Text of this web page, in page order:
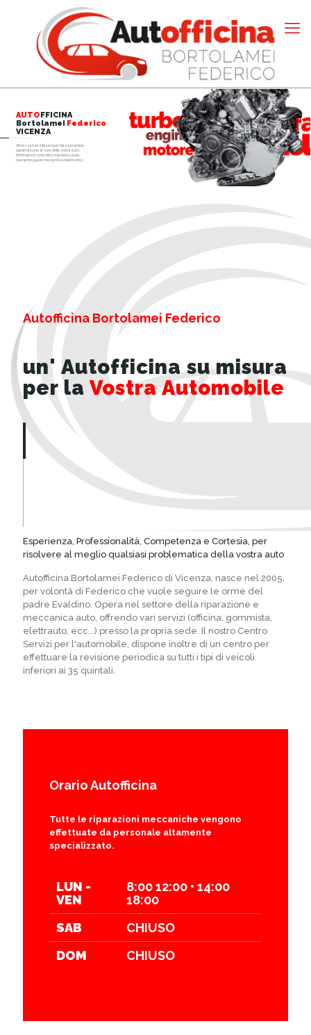
AUTO FFICINA
Bortolamei Federico
VICENZA
Attrezzatura all'avanguardia e personale
qualificato per la cura della vostra auto.
Effettuiamo controllo e manutenzione,
ripariamo guasti meccanici ed elettronici.
Autofficina Bortolamei Federico
un' Autofficina su misura
per la Vostra Automobile
Esperienza, Professionalità, Competenza e Cortesia, per
risolvere al meglio qualsiasi problematica della vostra auto
Autofficina Bortolamei Federico di Vicenza, nasce nel 2005,
per volontà di Federico che vuole seguire le orme del
padre Evaldino. Opera nel settore della riparazione e
meccanica auto, offrendo vari servizi (officina, gommista,
elettrauto, ecc...) presso la propria sede. Il nostro Centro
Servizi per l'automobile, dispone inoltre di un centro per
effettuare la revisione periodica su tutti i tipi di veicoli
inferiori ai 35 quintali.
Orario Autofficina
Tutte le riparazioni meccaniche vengono
effettuate da personale altamente
specializzato.
LUN -
VEN
8:00 12:00 • 14:00
18:00
SAB
CHIUSO
DOM
CHIUSO